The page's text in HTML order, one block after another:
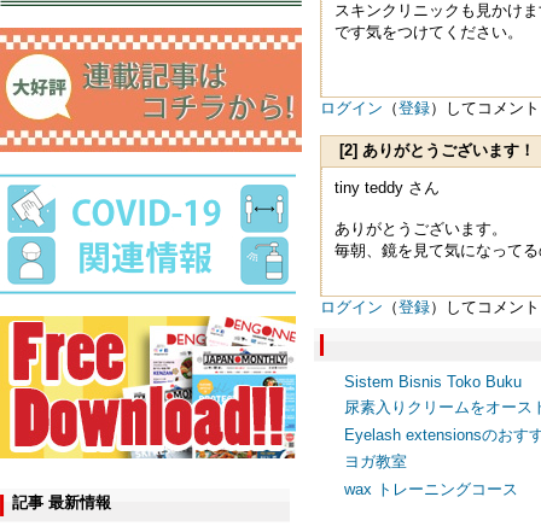
記事 最新情報
スキンクリニックも見かけ
です気をつけてください。
ログイン （登録）してコメン
[2] ありがとうございます！
tiny teddy さん
ありがとうございます。
毎朝、鏡を見て気になって
ログイン （登録）してコメン
Sistem Bisnis Toko Buku
尿素入りクリームをオース
Eyelash extensionsのおす
ヨガ教室
wax トレーニングコース